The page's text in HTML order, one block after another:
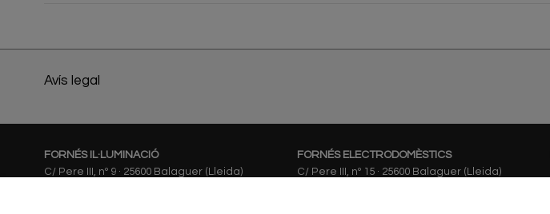
Avís legal
FORNÉS IL·LUMINACIÓ
C/ Pere III, nº 9 · 25600 Balaguer (Lleida)
FORNÉS ELECTRODOMÈSTICS
C/ Pere III, nº 15 · 25600 Balaguer (Lleida)